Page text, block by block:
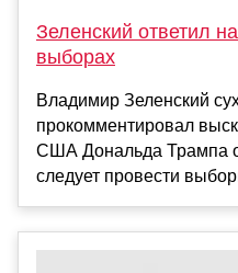
Зеленский ответил
выборах
Владимир Зеленский
прокомментировал
США Дональда Трампа
следует провести